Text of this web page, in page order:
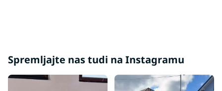
Spremljajte nas tudi na Instagramu